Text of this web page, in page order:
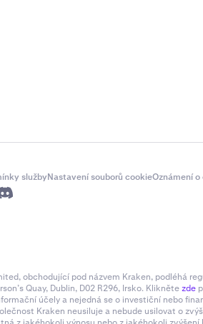
službyNastavení souborů cookieOznámení
obchodující pod názvem Kraken, podléhá
Quay, Dublin, D02 R296, Irsko. Kliknětezde
účely a nejedná se o investiční nebo
Kraken neusiluje a nebude usilovat o